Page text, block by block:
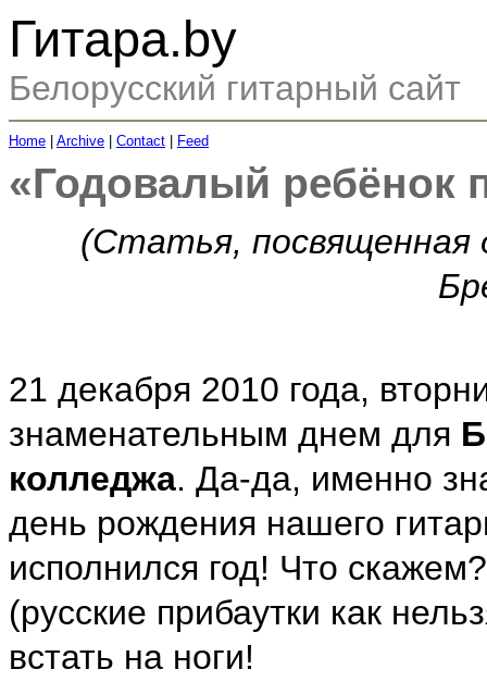
Гитара.by
Белорусский гитарный сайт
Home Archive Contact Feed
«Годовалый ребёнок
(Статья, посвященная
21 декабря 2010 года,
знаменательным днем для
колледжа. Да-да, именно
день рождения нашего
исполнился год! Что
(русские прибаутки как
встать на ноги!